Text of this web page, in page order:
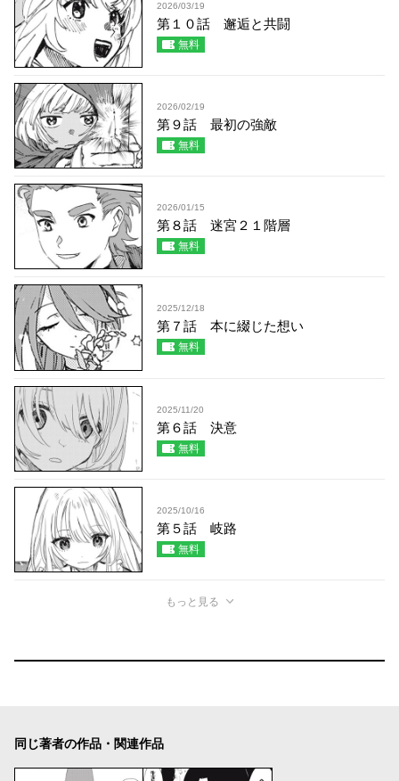
2026/03/19
第１０話 邂逅と共闘
無料
2026/02/19
第９話 最初の強敵
無料
2026/01/15
第８話 迷宮２１階層
無料
2025/12/18
第７話 本に綴じた想い
無料
2025/11/20
第６話 決意
無料
2025/10/16
第５話 岐路
無料
もっと見る
同じ著者の作品・関連作品